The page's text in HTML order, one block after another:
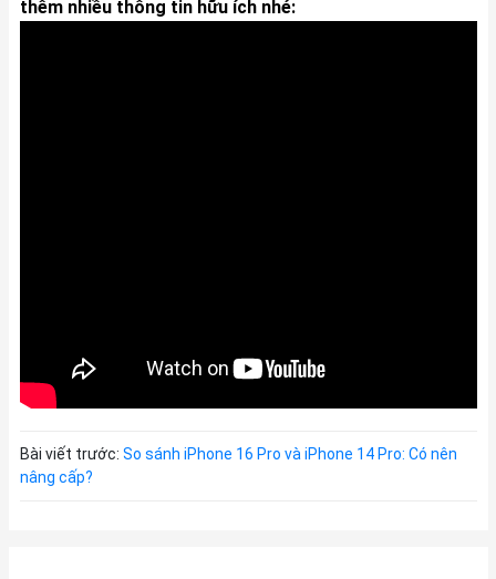
thêm nhiều thông tin hữu ích nhé:
Bài viết trước: So sánh iPhone 16 Pro và iPhone 14 Pro: Có nên
nâng cấp?